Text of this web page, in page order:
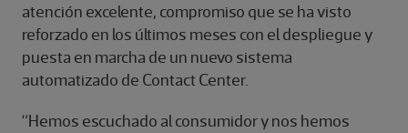
atención excelente, compromiso que se ha visto
reforzado en los últimos meses con el despliegue y
puesta en marcha de un nuevo sistema
automatizado de Contact Center.
“Hemos escuchado al consumidor y nos hemos